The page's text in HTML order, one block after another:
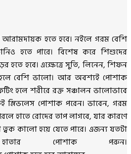
হতে হবে। নইলে গরম বেশি
হতে পারে। বিশেষ করে শিশুদের
হবে। এক্ষেত্রে সুতি, লিনেন, শিফন
বেশি ভালো। আর অবশ্যই পোশাক
হলে শরীরে রক্ত সঞ্চালন ভালোভাবে
স্লিভলেস পোশাক পরেন। ভাবেন, গরম
হাতে রোদের তাপ লাগবে, যার কারণে
কালো হয়ে যেতে পারে। এজন্য যতটা
পোশাক পরুন।